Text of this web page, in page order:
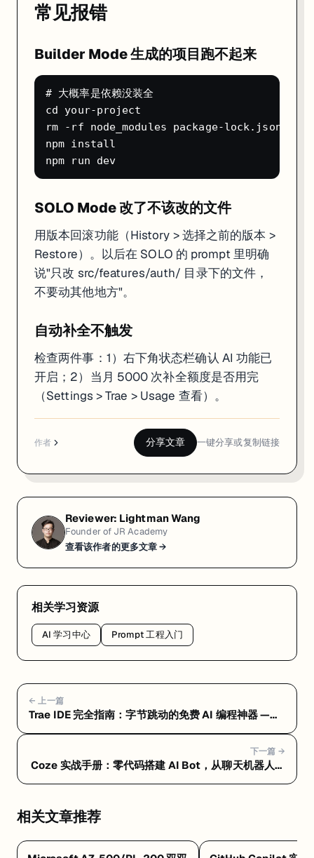
常见报错
Builder Mode 生成的项目跑不起来
# 大概率是依赖没装全
cd your-project
rm -rf node_modules package-lock.json
npm install
SOLO Mode 改了不该改的文件
用版本回滚功能（History > 选择之前的版本 >
Restore）。以后在 SOLO 的 prompt 里明确
说"只改 src/features/auth/ 目录下的文件，
不要动其他地方"。
自动补全不触发
检查两件事：1）右下角状态栏确认 AI 功能已
开启；2）当月 5000 次补全额度是否用完
（Settings > Trae > Usage 查看）。
作者 分享文章 一键分享或复制链接
Reviewer: Lightman Wang
Founder of JR Academy
查看该作者的更多文章 →
相关学习资源
AI 学习中心 Prompt 工程入门
← 上一篇
Trae IDE 完全指南：字节跳动的免费 AI 编程神器 —
下一篇 →
Coze 实战手册：零代码搭建 AI Bot，从聊天机器人到
相关文章推荐